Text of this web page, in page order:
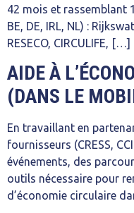
42 mois et rassemblant
BE, DE, IRL, NL) :
RESECO, CIRCULIFE, […]
AIDE À
(DANS LE
En travaillant en
fournisseurs (CRESS,
événements, des
outils nécessaire pour
d’économie circulaire